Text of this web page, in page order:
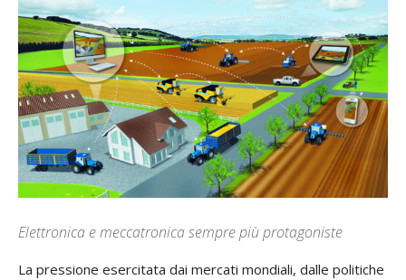
Elettronica e meccatronica sempre più protagoniste
La pressione esercitata dai mercati mondiali, dalle politiche